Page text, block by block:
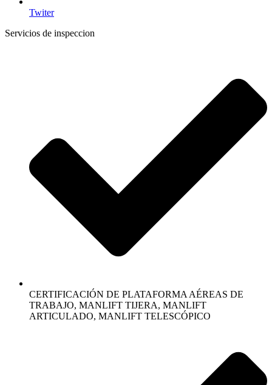
Twiter
Servicios de inspeccion
CERTIFICACIÓN DE PLATAFORMA AÉREAS DE
TRABAJO, MANLIFT TIJERA, MANLIFT
ARTICULADO, MANLIFT TELESCÓPICO